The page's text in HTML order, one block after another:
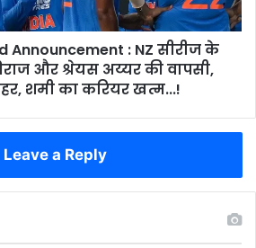
Announcement : NZ सीरीज के
और श्रेयस अय्यर की वापसी,
शमी का करियर खत्म...!
Leave a Reply